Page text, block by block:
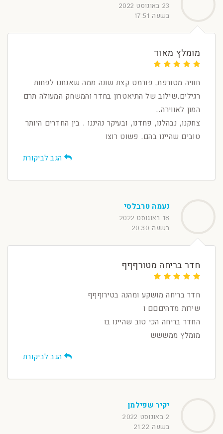
23 באוגוסט 2022
בשעה 17:51
מומלץ מאוד
חוויה מטורפת, פורמט קצת שונה ממה שאנחנו לפחות
רגילים.שילוב של התיאטרון בחדר והמשחק המעולה תרם
המון לאווירה..
צחקנו, נבהלנו, פחדנו, ובעיקר נהיננו . בין החדרים היותר
טובים שהיינו בהם. פשוט רוצו
הגב לביקורת
נעמה טרבלסי
18 באוגוסט 2022
בשעה 20:30
חדר בריחה מטורףףף
חדר בריחה מושקע ומהנה בטירוףףף
שירות מדהיםםם ו
החדר בריחה הכי טוב שהיינו בו
מומלץ ממששש
הגב לביקורת
יקיר שפילמן
2 באוגוסט 2022
בשעה 21:22